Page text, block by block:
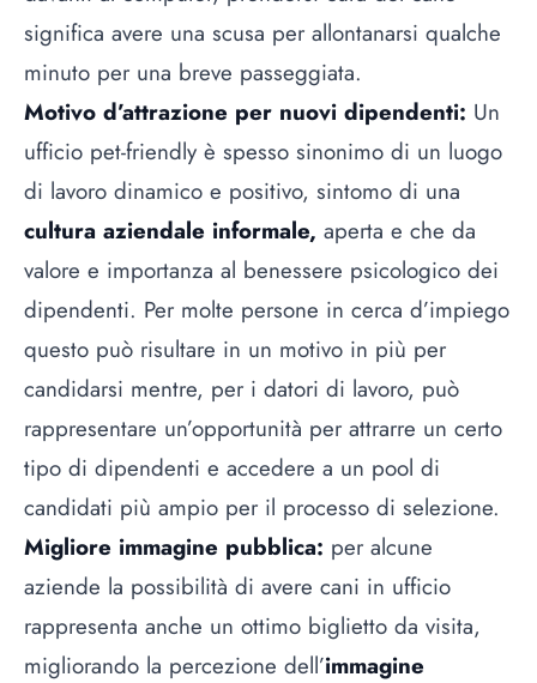
significa avere una scusa per allontanarsi qualche
minuto per una breve passeggiata.
Motivo d’attrazione per nuovi dipendenti: Un
ufficio pet-friendly è spesso sinonimo di un luogo
di lavoro dinamico e positivo, sintomo di una
cultura aziendale informale, aperta e che da
valore e importanza al benessere psicologico dei
dipendenti. Per molte persone in cerca d’impiego
questo può risultare in un motivo in più per
candidarsi mentre, per i datori di lavoro, può
rappresentare un’opportunità per attrarre un certo
tipo di dipendenti e accedere a un pool di
candidati più ampio per il processo di selezione.
Migliore immagine pubblica: per alcune
aziende la possibilità di avere cani in ufficio
rappresenta anche un ottimo biglietto da visita,
migliorando la percezione dell’immagine